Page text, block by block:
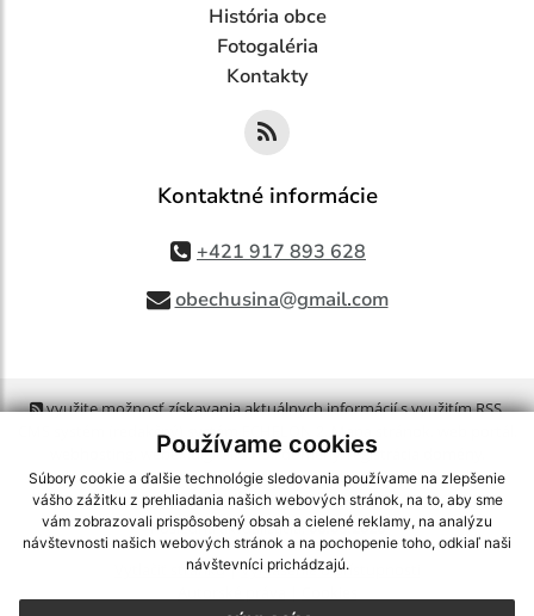
Používame cookies
Súbory cookie a ďalšie technológie sledovania používame na zlepšenie
vášho zážitku z prehliadania našich webových stránok, na to, aby sme
vám zobrazovali prispôsobený obsah a cielené reklamy, na analýzu
návštevnosti našich webových stránok a na pochopenie toho, odkiaľ naši
návštevníci prichádzajú.
História obce
Fotogaléria
Kontakty
Kontaktné informácie
+421 917 893 628
obechusina@gmail.com
využite možnosť získavania aktuálnych informácií s využitím RSS,
CMS systém (redakčný) systém ECHELON 2, Mapa stránok
webex.digital, s.r.o.,domény,registrácia domény
spoločnosť webex.digital, s.r.o.,technický prevádzkovateľ
Posledná aktualizácia:06.08.2026
Vytlačiť stránku|Vyhlásenie o prístupnosti